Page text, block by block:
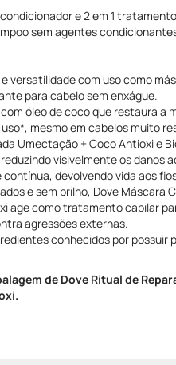
e 2 em 1
sem agentes
versatilidade com uso como
para cabelo sem enxágue.
óleo de coco que restaura a
uso*, mesmo em cabelos muito
Umectação + Coco Antioxi e
visivelmente os danos
devolvendo vida aos
e sem brilho, Dove Máscara
age como tratamento capilar
agressões externas.
conhecidos por possuir
de Dove Ritual de